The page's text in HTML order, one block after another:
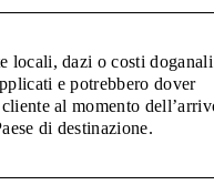
locali, dazi o costi doganali
e potrebbero dover
al momento
di destinazione.